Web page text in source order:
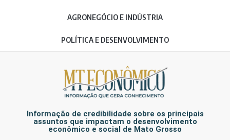
AGRONEGÓCIO E INDÚSTRIA
POLÍTICA E DESENVOLVIMENTO
Informação de credibilidade sobre os principais
assuntos que impactam o desenvolvimento
econômico e social de Mato Grosso